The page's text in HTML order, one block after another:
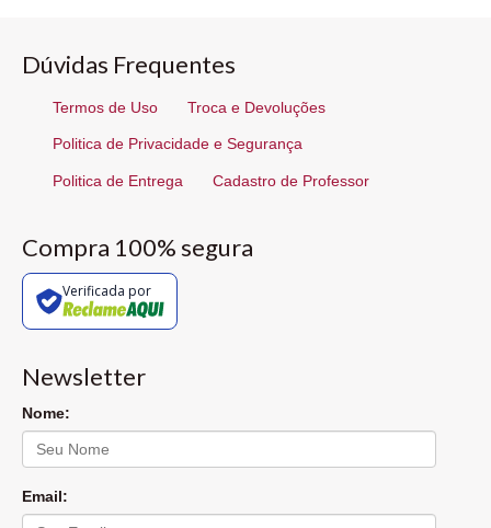
Dúvidas Frequentes
Termos de Uso Troca e Devoluções
Politica de Privacidade e Segurança
Politica de Entrega Cadastro de Professor
Compra 100% segura
Verificada por
Newsletter
Nome:
Email: